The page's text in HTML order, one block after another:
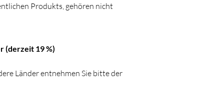
Produkts, gehören nicht
(derzeit 19 %)
Länder entnehmen Sie bitte der